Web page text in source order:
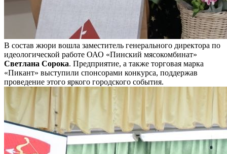
В состав жюри вошла заместитель генерального директора по
идеологической работе ОАО «Пинский мясокомбинат»
Светлана Сорока. Предприятие, а также торговая марка
«Пикант» выступили спонсорами конкурса, поддержав
проведение этого яркого городского события.